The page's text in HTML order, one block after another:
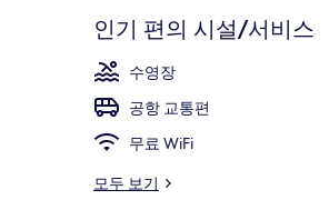
중
9.6
점,
고
객
추
천
평
점
인기 편의 시설/서비스
수영장
공항 교통편
무료 WiFi
모두 보기